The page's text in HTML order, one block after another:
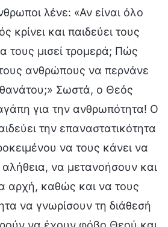
λένε: «Αν είναι όλο
κρίνει και παιδεύει τους
τους μισεί τρομερά; Πώς
ανθρώπους να περνάνε
θανάτου;» Σωστά, ο Θεός
για την ανθρωπότητα! Ο
την επαναστατικότητα
να τους κάνει να
να μετανοήσουν και
αρχή, καθώς και να τους
να γνωρίσουν τη διάθεσή